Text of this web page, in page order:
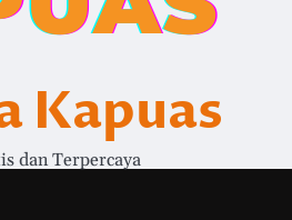
Kapuas
dan Terpercaya